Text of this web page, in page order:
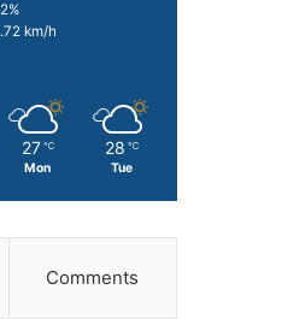
km/h
27 ℃
Mon
28 ℃
Tue
Comments